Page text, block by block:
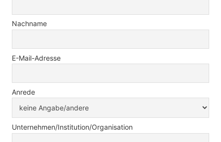
Nachname
E-Mail-Adresse
Anrede
Unternehmen/Institution/Organisation